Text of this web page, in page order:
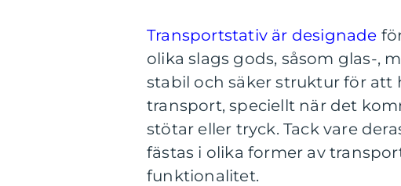
Transportstativ är designade
olika slags gods, såsom glas-,
stabil och säker struktur för
transport, speciellt när det
stötar eller tryck. Tack vare
fästas i olika former av
funktionalitet.